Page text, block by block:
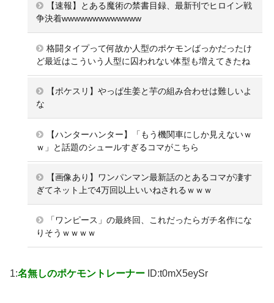
【速報】とある魔術の禁書目録、最新刊でヒロイン戦
争決着wwwwwwwwwwwww
格闘タイプって何故か人型のポケモンばっかだったけ
ど最近はこういう人型に囚われない体型も増えてきたね
【ポケスリ】やっぱ生姜と芋の組み合わせは難しいよ
な
【ハンターハンター】「もう機関車にしか見えないｗ
ｗ」と話題のシュールすぎるコマがこちら
【画像あり】ワンパンマン最新話のとあるコマが凄す
ぎてネット上で4万回以上いいねされるｗｗｗ
「ワンピース」の最終回、これだったらガチ名作にな
りそうｗｗｗｗ
1:名無しのポケモントレーナー ID:t0mX5eySr